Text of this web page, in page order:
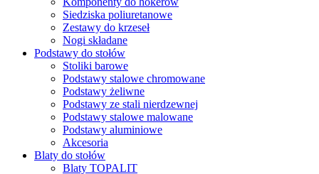
Siedziska poliuretanowe
Zestawy do krzeseł
Nogi składane
Podstawy do stołów
Stoliki barowe
Podstawy stalowe chromowane
Podstawy żeliwne
Podstawy ze stali nierdzewnej
Podstawy stalowe malowane
Podstawy aluminiowe
Akcesoria
Blaty do stołów
Blaty TOPALIT